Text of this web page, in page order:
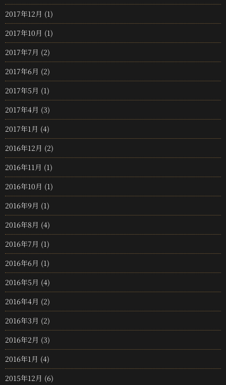
2017年12月 (1)
2017年10月 (1)
2017年7月 (2)
2017年6月 (2)
2017年5月 (1)
2017年4月 (3)
2017年1月 (4)
2016年12月 (2)
2016年11月 (1)
2016年10月 (1)
2016年9月 (1)
2016年8月 (4)
2016年7月 (1)
2016年6月 (1)
2016年5月 (4)
2016年4月 (2)
2016年3月 (2)
2016年2月 (3)
2016年1月 (4)
2015年12月 (6)